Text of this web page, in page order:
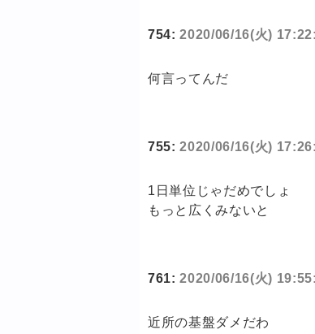
754:2020/06/16(火)
何言ってんだ
755:2020/06/16(火)
1日単位じゃだめでしょ
もっと広くみないと
761:2020/06/16(火)
近所の基盤ダメだわ